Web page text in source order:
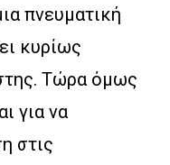
πνευματική
κυρίως
Τώρα όμως
για να
στις